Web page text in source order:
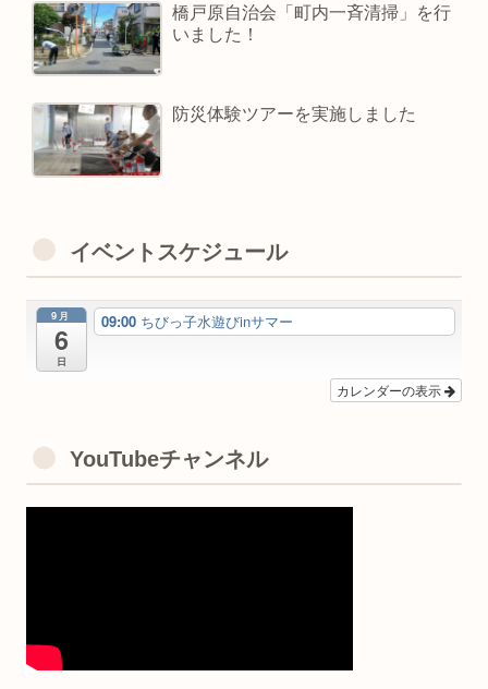
橋戸原自治会「町内一斉清掃」を行
いました！
防災体験ツアーを実施しました
イベントスケジュール
9月
6
日
09:00 ちびっ子水遊びinサマー
カレンダーの表示
YouTubeチャンネル